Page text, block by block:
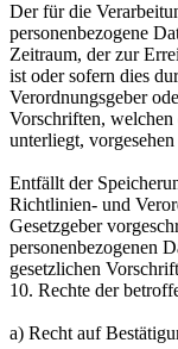
Der für die
personenbezogene
Zeitraum, der zur
ist oder sofern dies
Verordnungsgeber
Vorschriften,
unterliegt,
Entfällt der
Richtlinien- und
Gesetzgeber
personenbezogenen
gesetzlichen
10. Rechte der
a) Recht auf